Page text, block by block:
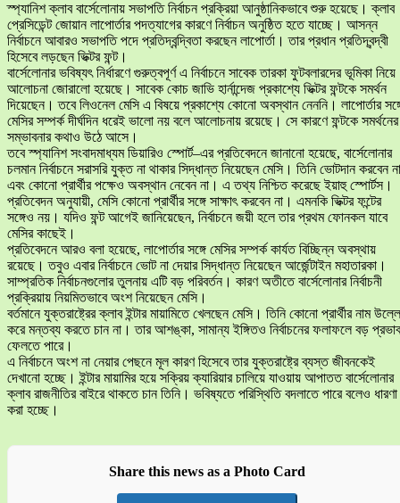
স্প্যানিশ ক্লাব বার্সেলোনায় সভাপতি নির্বাচন প্রক্রিয়া আনুষ্ঠানিকভাবে শুরু হয়েছে। ক্লাব
প্রেসিডেন্ট জোয়ান লাপোর্তার পদত্যাগের কারণে নির্বাচন অনুষ্ঠিত হতে যাচ্ছে। আসন্ন
নির্বাচনে আবারও সভাপতি পদে প্রতিদ্বন্দ্বিতা করছেন লাপোর্তা। তার প্রধান প্রতিদ্বন্দ্বী
হিসেবে লড়ছেন ভিক্টর ফন্ট।
বার্সেলোনার ভবিষ্যৎ নির্ধারণে গুরুত্বপূর্ণ এ নির্বাচনে সাবেক তারকা ফুটবলারদের ভূমিকা নিয়ে
আলোচনা জোরালো হয়েছে। সাবেক কোচ জাভি হার্নান্দেজ প্রকাশ্যে ভিক্টর ফন্টকে সমর্থন
দিয়েছেন। তবে লিওনেল মেসি এ বিষয়ে প্রকাশ্যে কোনো অবস্থান নেননি। লাপোর্তার
মেসির সম্পর্ক দীর্ঘদিন ধরেই ভালো নয় বলে আলোচনায় রয়েছে। সে কারণে ফন্টকে সমর্থনের
সম্ভাবনার কথাও উঠে আসে।
তবে স্প্যানিশ সংবাদমাধ্যম ডিয়ারিও স্পোর্ট–এর প্রতিবেদনে জানানো হয়েছে, বার্সেলোনার
চলমান নির্বাচনে সরাসরি যুক্ত না থাকার সিদ্ধান্ত নিয়েছেন মেসি। তিনি ভোটদান করবেন না
এবং কোনো প্রার্থীর পক্ষেও অবস্থান নেবেন না। এ তথ্য নিশ্চিত করেছে ইয়াহু স্পোর্টস।
প্রতিবেদন অনুযায়ী, মেসি কোনো প্রার্থীর সঙ্গে সাক্ষাৎ করবেন না। এমনকি ভিক্টর ফন্টের
সঙ্গেও নয়। যদিও ফন্ট আগেই জানিয়েছেন, নির্বাচনে জয়ী হলে তার প্রথম ফোনকল যাবে
মেসির কাছেই।
প্রতিবেদনে আরও বলা হয়েছে, লাপোর্তার সঙ্গে মেসির সম্পর্ক কার্যত বিচ্ছিন্ন অবস্থায়
রয়েছে। তবুও এবার নির্বাচনে ভোট না দেয়ার সিদ্ধান্ত নিয়েছেন আর্জেন্টাইন মহাতারকা।
সাম্প্রতিক নির্বাচনগুলোর তুলনায় এটি বড় পরিবর্তন। কারণ অতীতে বার্সেলোনার নির্বাচনী
প্রক্রিয়ায় নিয়মিতভাবে অংশ নিয়েছেন মেসি।
বর্তমানে যুক্তরাষ্ট্রের ক্লাব ইন্টার মায়ামিতে খেলছেন মেসি। তিনি কোনো প্রার্থীর নাম
করে মন্তব্য করতে চান না। তার আশঙ্কা, সামান্য ইঙ্গিতও নির্বাচনের ফলাফলে বড় প্রভাব
ফেলতে পারে।
এ নির্বাচনে অংশ না নেয়ার পেছনে মূল কারণ হিসেবে তার যুক্তরাষ্ট্রে ব্যস্ত জীবনকেই
দেখানো হচ্ছে। ইন্টার মায়ামির হয়ে সক্রিয় ক্যারিয়ার চালিয়ে যাওয়ায় আপাতত বার্সেলোনার
ক্লাব রাজনীতির বাইরে থাকতে চান তিনি। ভবিষ্যতে পরিস্থিতি বদলাতে পারে বলেও ধারণা
করা হচ্ছে।
Share this news as a Photo Card